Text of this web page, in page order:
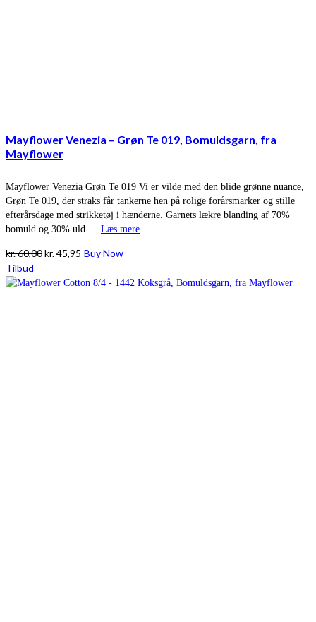
Mayflower Venezia – Grøn Te 019, Bomuldsgarn, fra
Mayflower
Mayflower Venezia Grøn Te 019 Vi er vilde med den blide grønne nuance,
Grøn Te 019, der straks får tankerne hen på rolige forårsmarker og stille
efterårsdage med strikketøj i hænderne. Garnets lækre blanding af 70%
bomuld og 30% uld … Læs mere
kr.60,00Den
pris
kr.45,95 Den
pris
Buy Now
Tilbud